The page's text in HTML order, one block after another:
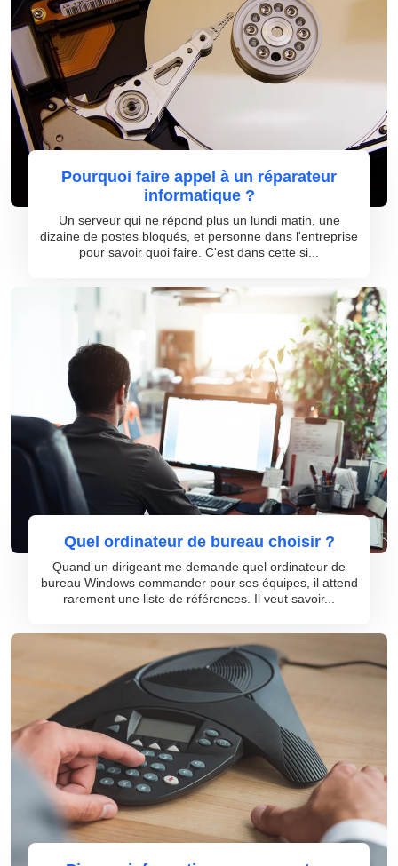
Pourquoi faire appel à un réparateur
informatique ?
Un serveur qui ne répond plus un lundi matin, une
dizaine de postes bloqués, et personne dans l'entreprise
pour savoir quoi faire. C'est dans cette si...
Quel ordinateur de bureau choisir ?
Quand un dirigeant me demande quel ordinateur de
bureau Windows commander pour ses équipes, il attend
rarement une liste de références. Il veut savoir...